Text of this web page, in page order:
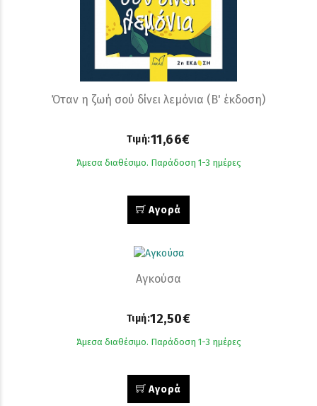
Όταν η ζωή σού δίνει λεµόνια (Β' έκδοση)
Τιμή:11,66€
Άμεσα διαθέσιμο. Παράδοση 1-3 ημέρες
Αγορά
Αγκούσα
Τιμή:12,50€
Άμεσα διαθέσιμο. Παράδοση 1-3 ημέρες
Αγορά